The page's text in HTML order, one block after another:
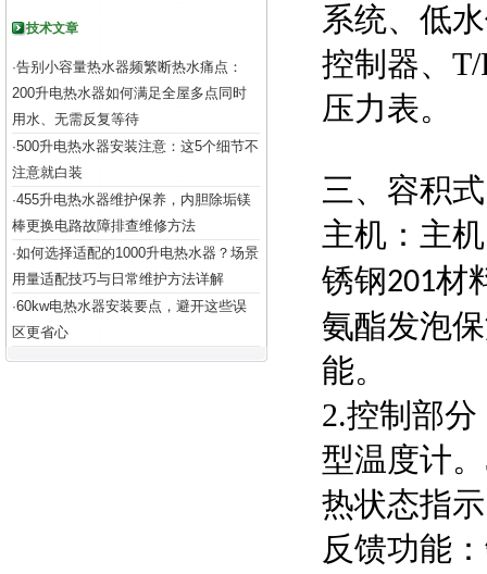
技术文章
·告别小容量热水器频繁断热水痛点：
200升电热水器如何满足全屋多点同时
用水、无需反复等待
·500升电热水器安装注意：这5个细节不
注意就白装
·455升电热水器维护保养，内胆除垢镁
棒更换电路故障排查维修方法
·如何选择适配的1000升电热水器？场景
用量适配技巧与日常维护方法详解
·60kw电热水器安装要点，避开这些误
区更省心
系统、低
控制器、
压力表。
三、容积
主机：主
锈钢201材
氨酯发泡
能。
2.控制部
型温度计
热状态指
反馈功能